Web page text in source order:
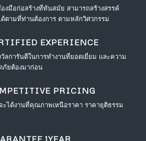
องมือก่อสร้างที่ทันสมัย สามารถสร้างสรรค์
ด้ตามที่ท่านต้องการ ตามหลักวิศวกรรม
EXPERIENCE
ลการันตีในการทำงานที่ยอดเยี่ยม และความ
ภัยต้องมาก่อน
PRICING
ะได้งานที่คุณภาพเหนือราคา ราคายุติธรรม